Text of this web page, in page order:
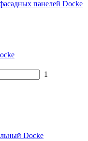
панелей Docke
1
Docke